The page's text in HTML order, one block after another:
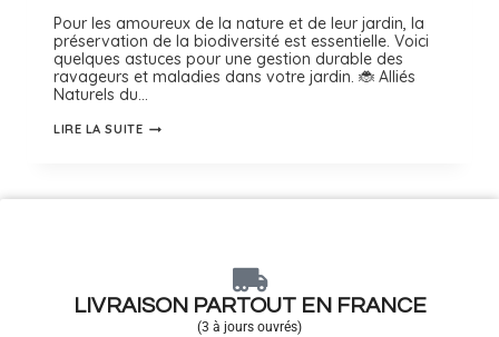
Pour les amoureux de la nature et de leur jardin, la
préservation de la biodiversité est essentielle. Voici
quelques astuces pour une gestion durable des
ravageurs et maladies dans votre jardin. 🐞 Alliés
Naturels du…
LIRE LA SUITE
LIVRAISON PARTOUT EN FRANCE
(3 à jours ouvrés)